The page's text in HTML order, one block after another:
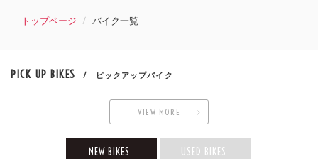
トップページ バイク一覧
PICK UP BIKES / ピックアップバイク
VIEW MORE
NEW BIKES USED BIKES